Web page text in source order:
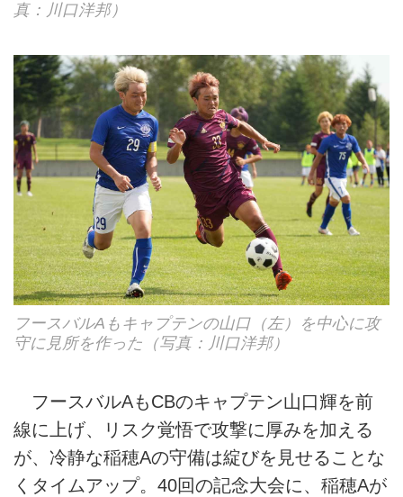
真：川口洋邦）
フースバルAもキャプテンの山口（左）を中心に攻
守に見所を作った（写真：川口洋邦）
フースバルAもCBのキャプテン山口輝を前
線に上げ、リスク覚悟で攻撃に厚みを加える
が、冷静な稲穂Aの守備は綻びを見せることな
くタイムアップ。40回の記念大会に、稲穂Aが